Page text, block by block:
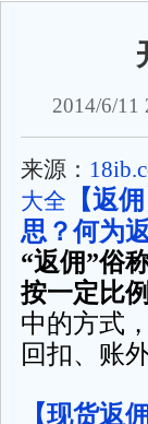
2014/6/11
来源：
大全 【返
思？何为
“返佣”俗
按一定比
中的方式
回扣、账
【现货返